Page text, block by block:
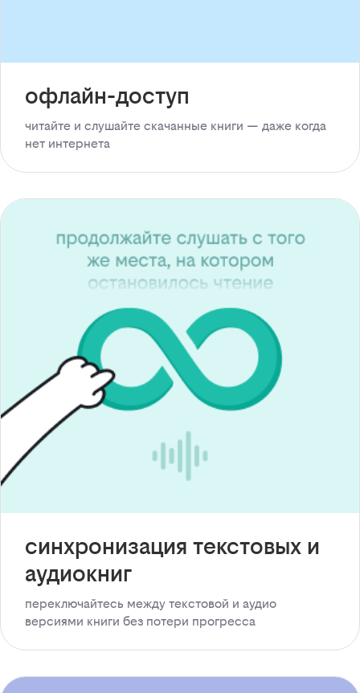
офлайн-доступ
читайте и слушайте скачанные книги — даже когда
нет интернета
синхронизация текстовых и
аудиокниг
переключайтесь между текстовой и аудио
версиями книги без потери прогресса